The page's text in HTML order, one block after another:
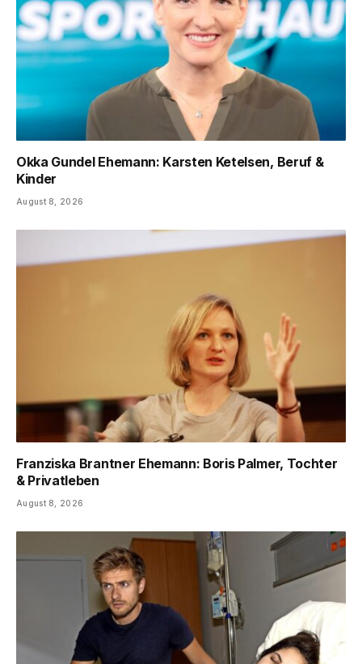
Okka Gundel Ehemann: Karsten Ketelsen, Beruf &
Kinder
August 8, 2026
Franziska Brantner Ehemann: Boris Palmer, Tochter
& Privatleben
August 8, 2026